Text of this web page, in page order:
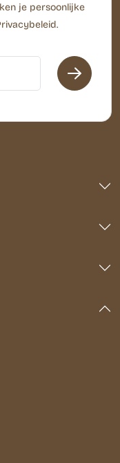
je persoonlijke